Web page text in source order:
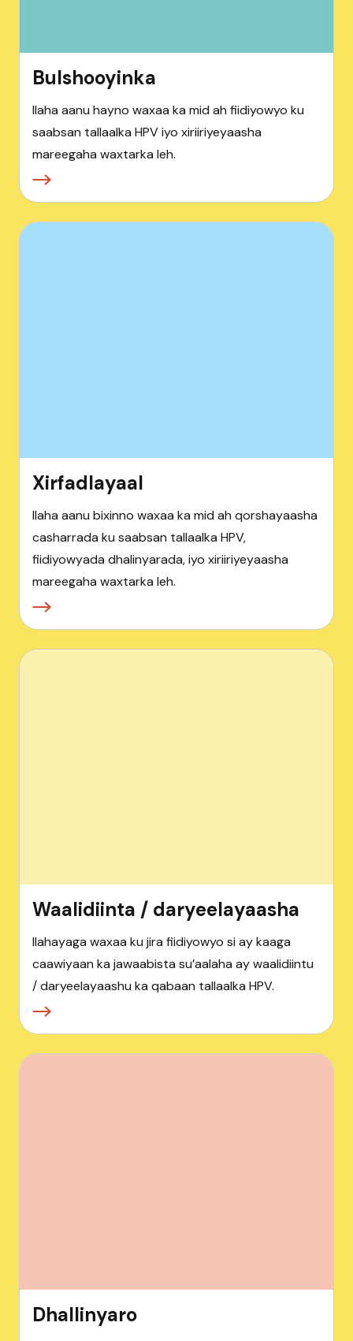
Bulshooyinka
Ilaha aanu hayno waxaa ka mid ah fiidiyowyo ku
saabsan tallaalka HPV iyo xiriiriyeyaasha
mareegaha waxtarka leh.
Xirfadlayaal
Ilaha aanu bixinno waxaa ka mid ah qorshayaasha
casharrada ku saabsan tallaalka HPV,
fiidiyowyada dhalinyarada, iyo xiriiriyeyaasha
mareegaha waxtarka leh.
Waalidiinta / daryeelayaasha
Ilahayaga waxaa ku jira fiidiyowyo si ay kaaga
caawiyaan ka jawaabista su’aalaha ay waalidiintu
/ daryeelayaashu ka qabaan tallaalka HPV.
Dhallinyaro